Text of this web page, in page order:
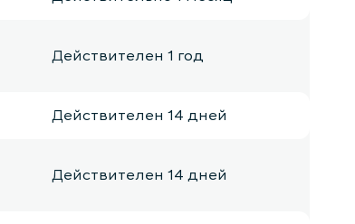
Действителен 1 год
Действителен 14 дней
Действителен 14 дней